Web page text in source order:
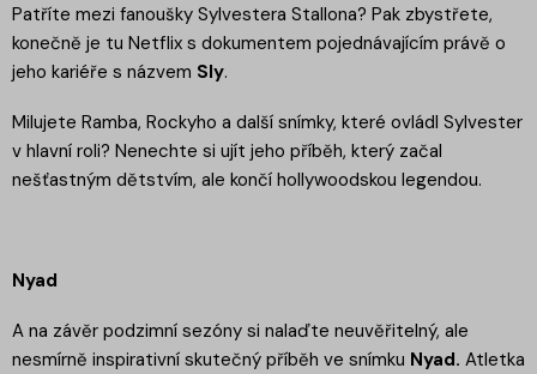
Patříte mezi fanoušky Sylvestera Stallona? Pak zbystřete,
konečně je tu Netflix s dokumentem pojednávajícím právě o
jeho kariéře s názvem Sly.
Milujete Ramba, Rockyho a další snímky, které ovládl Sylvester
v hlavní roli? Nenechte si ujít jeho příběh, který začal
nešťastným dětstvím, ale končí hollywoodskou legendou.
Nyad
A na závěr podzimní sezóny si nalaďte neuvěřitelný, ale
nesmírně inspirativní skutečný příběh ve snímku Nyad. Atletka